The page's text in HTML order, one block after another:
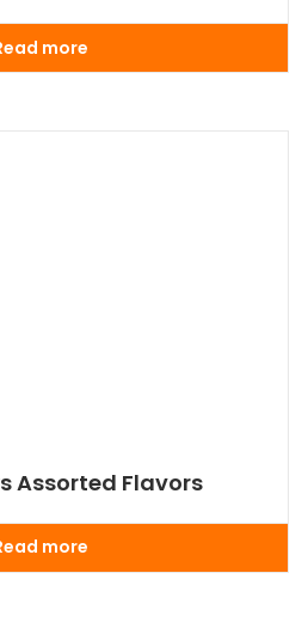
more
Assorted Flavors
more